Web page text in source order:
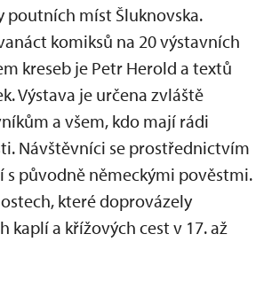
poutních míst Šluknovska.
komiksů na 20 výstavních
kreseb je Petr Herold a textů
Výstava je určena zvláště
a všem, kdo mají rádi
Návštěvníci se prostřednictvím
s původně německými pověstmi.
které doprovázely
kaplí a křížových cest v 17. až